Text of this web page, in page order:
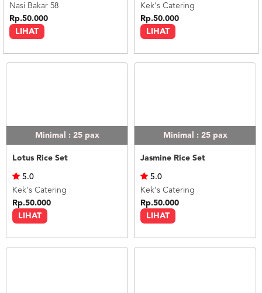
LIHAT
Nasi Bakar 58
Rp.50.000
LIHAT
Kek's Catering
Rp.50.000
Minimal : 25 pax
Lotus Rice Set
LIHAT
5.0
Kek's Catering
Rp.50.000
Minimal : 25 pax
Jasmine Rice Set
LIHAT
5.0
Kek's Catering
Rp.50.000